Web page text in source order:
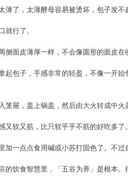
了，太薄酵母容易被烫坏，包子发不
行了。
面皮薄厚一样，不会像圆形的面皮在
起包子，手感非常的轻盈，不像一开
笼屉，盖上锅盖，然后由大火转成中火
软又筋，比只软乎乎不筋的好吃多了。
一点点食用碱或小苏打固色了。不过
的饮食智慧里，「五谷为养」是根本